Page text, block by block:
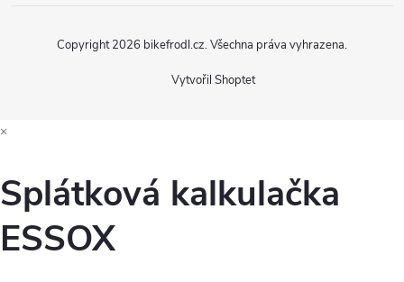
Vytvořil Shoptet
Copyright 2026 bikefrodl.cz. Všechna práva vyhrazena.
×
Splátková kalkulačka
ESSOX